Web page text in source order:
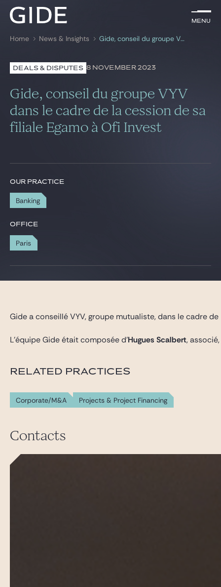
Menu
Search by keywords
Menu
Lawyers
Practices
Global
Career
Gide Pro Bono and CSR
Blog Real Estate
Home News & Insights Gide, conseil du groupe VYV dans le cadre de la cession de sa filiale Egamo à Ofi Invest
DEALS & DISPUTES 8 NOVEMBER 2023
Gide, conseil du groupe VYV
dans le cadre de la cession de sa
filiale Egamo à Ofi Invest
OUR PRACTICE
Banking
OFFICE
Paris
Gide a conseillé VYV, groupe mutualiste, dans le cadre
L’équipe Gide était composée d’Hugues Scalbert,
RELATED PRACTICES
Corporate/M&A Projects & Project Financing
Contacts